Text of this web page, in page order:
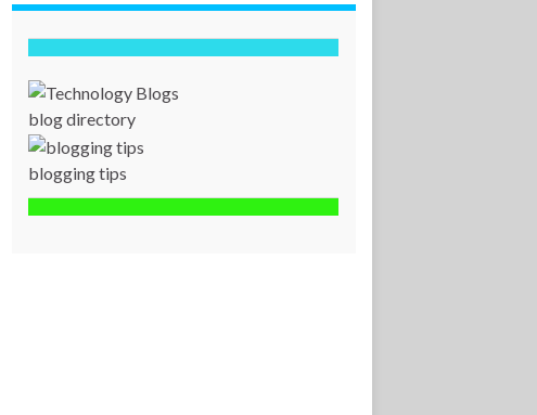
blog directory
blogging tips